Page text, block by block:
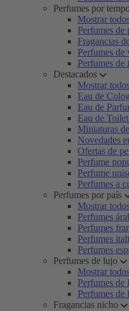
Perfumes por
Mostrar
Perfumes de
Fragancias
Perfumes de
Perfumes de
Destacados
Mostrar
Eau de
Eau de
Eau de
Miniaturas
Novedades
Ofertas de
Perfume
Perfume
Perfumes a
Perfumes por país
Mostrar
Perfumes
Perfumes
Perfumes
Perfumes
Perfumes de lujo
Mostrar
Perfumes de
Perfumes de
Fragancias nicho